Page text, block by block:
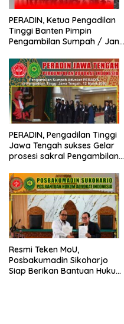
PERADIN, Ketua Pengadilan
Tinggi Banten Pimpin
Pengambilan Sumpah / Janji
PERADIN, Pengadilan Tinggi
Jawa Tengah sukses Gelar
prosesi sakral Pengambilan
Resmi Teken MoU,
Posbakumadin Sikoharjo
Siap Berikan Bantuan Hukum